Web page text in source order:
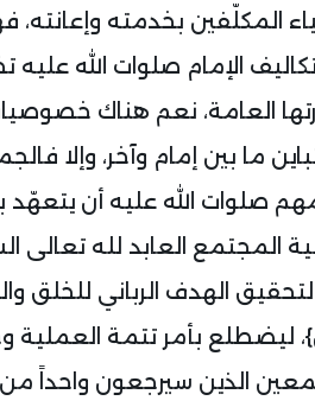
المكلّفين بخدمته وإعانته،
الإمام صلوات الله عليه
العامة، نعم هناك
ما بين إمام وآخر، وإلا
صلوات الله عليه أن
المجتمع العابد لله تعالى
الهدف الرباني للخلق
ليضطلع بأمر تتمة العملية
الذين سيرجعون واحداً من